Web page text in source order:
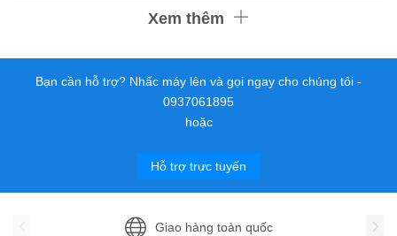
Xem thêm
Bạn cần hỗ trợ? Nhấc máy lên và gọi ngay cho chúng tôi -
0937061895
hoặc
Hỗ trợ trực tuyến
Giao hàng toàn quốc